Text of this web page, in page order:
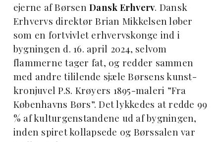
ejerne af BørsenDansk Erhverv. Dansk
Erhvervs direktør Brian Mikkelsen løber
som en fortvivlet erhvervskonge ind i
bygningen d. 16. april 2024, selvom
flammerne tager fat, og redder sammen
med andre tililende sjæle Børsens kunst-
kronjuvel P.S. Krøyers 1895-maleri ”Fra
Københavns Børs”. Det lykkedes at redde 99
% af kulturgenstandene ud af bygningen,
inden spiret kollapsede og Børssalen var